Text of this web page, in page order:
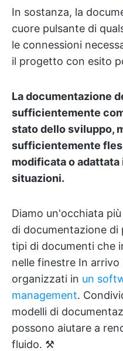
In sostanza, la
cuore pulsante di
le connessioni
il progetto con esito
La documentazione
sufficientemente
stato dello sviluppo,
sufficientemente
modificata o adattata
situazioni.
Diamo un'occhiata
di documentazione
tipi di documenti che
nelle finestre In
organizzati in un
management.
modelli di
possono aiutare a
fluido. ⚒️